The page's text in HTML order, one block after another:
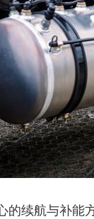
的续航与补能